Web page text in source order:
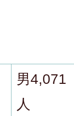
男4,071
人